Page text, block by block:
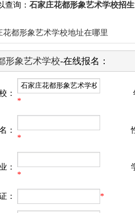
询： 石家庄花都形象艺术学校招
花都形象艺术学校地址在哪里
形象艺术学校-在线报名：
：
*
：
*
：
*
： *